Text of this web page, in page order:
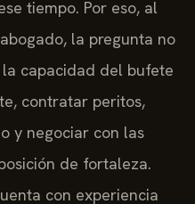
tiempo. Por eso, al
la pregunta no
capacidad del bufete
contratar peritos,
y negociar con las
de fortaleza.